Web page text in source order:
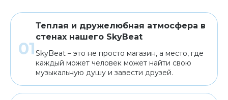
Теплая и дружелюбная атмосфера в
стенах нашего SkyBeat
SkyBeat – это не просто магазин, а место, где
каждый может человек может найти свою
музыкальную душу и завести друзей.